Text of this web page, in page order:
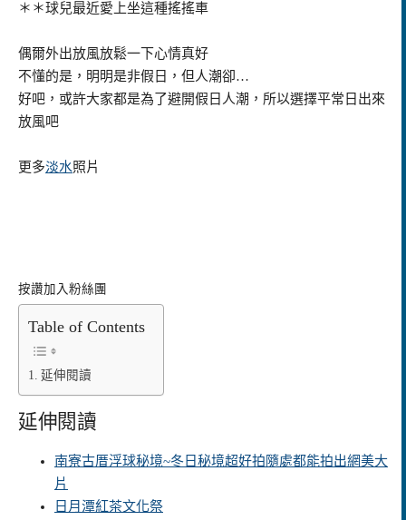
＊＊球兒最近愛上坐這種搖搖車
偶爾外出放風放鬆一下心情真好
不懂的是，明明是非假日，但人潮卻…
好吧，或許大家都是為了避開假日人潮，所以選擇平常日出來
放風吧
更多淡水照片
按讚加入粉絲團
Table of Contents
延伸閱讀
延伸閱讀
南寮古厝浮球秘境~冬日秘境超好拍隨處都能拍出網美大
片
日月潭紅茶文化祭